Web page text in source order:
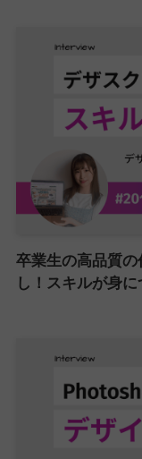
卒業生の高品質
し！スキルが身